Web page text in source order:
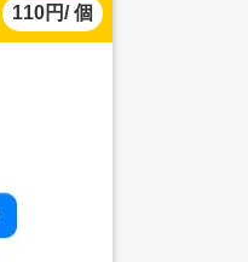
110円/ 個